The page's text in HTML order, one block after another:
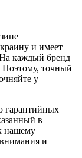
и имеет
каждый бренд
Поэтому, точный
у
гарантийных
в
нашему
и